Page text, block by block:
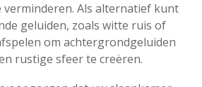
verminderen. Als alternatief kunt
geluiden, zoals witte ruis of
om achtergrondgeluiden
rustige sfeer te creëren.